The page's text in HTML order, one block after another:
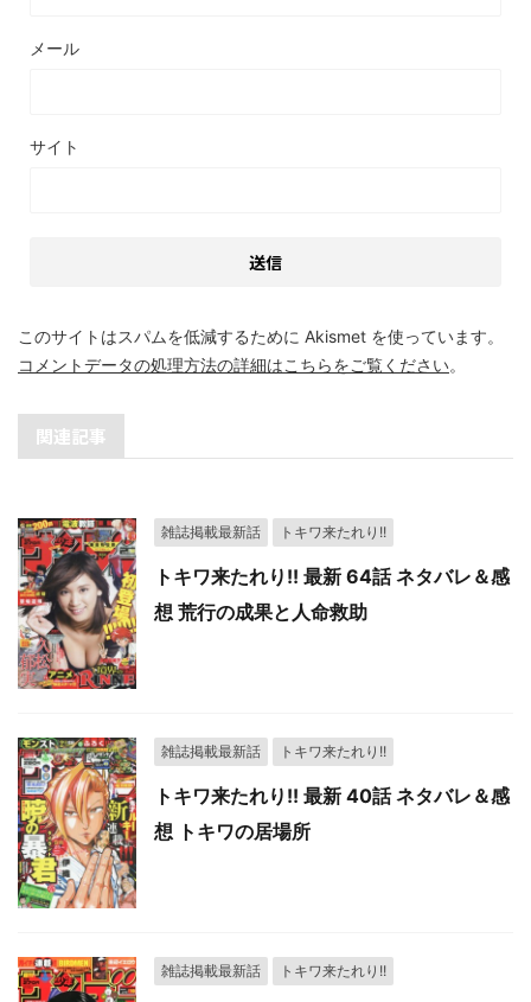
メール
サイト
このサイトはスパムを低減するために Akismet を使っています。
コメントデータの処理方法の詳細はこちらをご覧ください。
関連記事
雑誌掲載最新話 トキワ来たれり!!
トキワ来たれり!! 最新 64話 ネタバレ＆感
想 荒行の成果と人命救助
雑誌掲載最新話 トキワ来たれり!!
トキワ来たれり!! 最新 40話 ネタバレ＆感
想 トキワの居場所
雑誌掲載最新話 トキワ来たれり!!